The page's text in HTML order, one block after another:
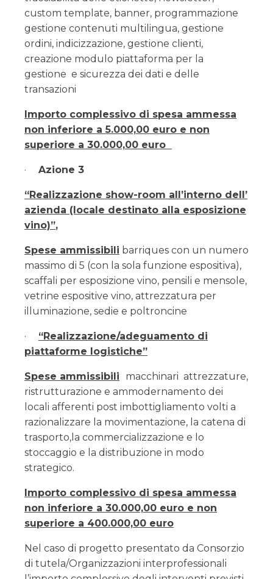
custom template, banner, programmazione
gestione contenuti multilingua, gestione
ordini, indicizzazione, gestione clienti,
creazione modulo piattaforma per la
gestione e sicurezza dei dati e delle
transazioni
Importo complessivo di spesa ammessa
non inferiore a 5.000,00 euro e non
superiore a 30.000,00 euro
· Azione 3
“Realizzazione show-room all’interno dell’
azienda (locale destinato alla esposizione
vino)”,
Spese ammissibili barriques con un numero
massimo di 5 (con la sola funzione espositiva),
scaffali per esposizione vino, pensili e mensole,
vetrine espositive vino, attrezzatura per
illuminazione, sedie e poltroncine
· “Realizzazione/adeguamento di
piattaforme logistiche”
Spese ammissibili
macchinari attrezzature,
ristrutturazione e ammodernamento dei
locali afferenti post imbottigliamento volti a
razionalizzare la movimentazione, la catena di
trasporto,la commercializzazione e lo
stoccaggio e la distribuzione in modo
strategico.
Importo complessivo di spesa ammessa
non inferiore a 30.000,00 euro e non
superiore a 400.000,00 euro
Nel caso di progetto presentato da Consorzio
di tutela/Organizzazioni interprofessionali